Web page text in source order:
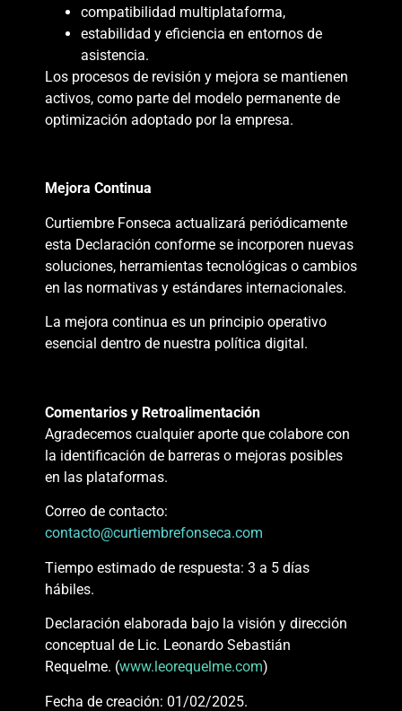
compatibilidad multiplataforma,
estabilidad y eficiencia en entornos de
asistencia.
Los procesos de revisión y mejora se mantienen
activos, como parte del modelo permanente de
optimización adoptado por la empresa.
Mejora Continua
Curtiembre Fonseca actualizará periódicamente
esta Declaración conforme se incorporen nuevas
soluciones, herramientas tecnológicas o cambios
en las normativas y estándares internacionales.
La mejora continua es un principio operativo
esencial dentro de nuestra política digital.
Comentarios y Retroalimentación
Agradecemos cualquier aporte que colabore con
la identificación de barreras o mejoras posibles
en las plataformas.
Correo de contacto:
contacto@curtiembrefonseca.com
Tiempo estimado de respuesta: 3 a 5 días
hábiles.
Declaración elaborada bajo la visión y dirección
conceptual de Lic. Leonardo Sebastián
Requelme. (www.leorequelme.com)
Fecha de creación: 01/02/2025.